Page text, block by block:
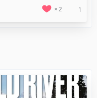
2 1